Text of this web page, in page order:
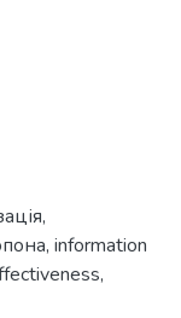
,
, information
,